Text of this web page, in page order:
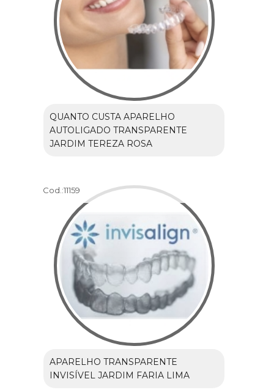
QUANTO CUSTA APARELHO
AUTOLIGADO TRANSPARENTE
JARDIM TEREZA ROSA
Cod.:11159
APARELHO TRANSPARENTE
INVISÍVEL JARDIM FARIA LIMA